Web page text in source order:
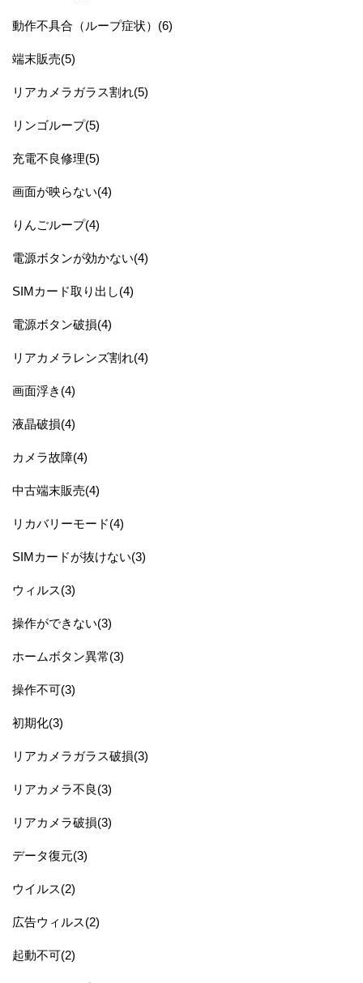
動作不具合（ループ症状）(6)
端末販売(5)
リアカメラガラス割れ(5)
リンゴループ(5)
充電不良修理(5)
画面が映らない(4)
りんごループ(4)
電源ボタンが効かない(4)
SIMカード取り出し(4)
電源ボタン破損(4)
リアカメラレンズ割れ(4)
画面浮き(4)
液晶破損(4)
カメラ故障(4)
中古端末販売(4)
リカバリーモード(4)
SIMカードが抜けない(3)
ウィルス(3)
操作ができない(3)
ホームボタン異常(3)
操作不可(3)
初期化(3)
リアカメラガラス破損(3)
リアカメラ不良(3)
リアカメラ破損(3)
データ復元(3)
ウイルス(2)
広告ウィルス(2)
起動不可(2)